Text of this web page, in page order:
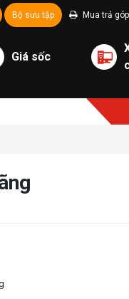
Bộ sưu tập Mua trả góp
Giá sốc